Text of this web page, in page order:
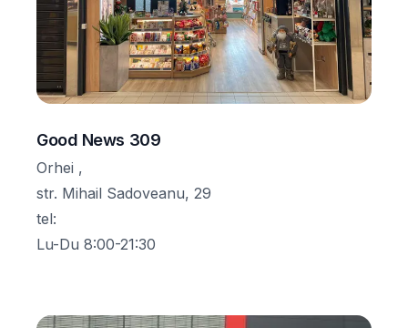
Good News 309
Orhei ,
str. Mihail Sadoveanu, 29
tel:
Lu-Du 8:00-21:30